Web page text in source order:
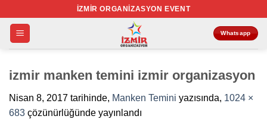
atla
İZMIR ORGANIZASYON EVENT
Whatsapp
izmir manken temini izmir organizasyon
Nisan 8, 2017 tarihinde, Manken Temini yazısında, 1024 ×
683 çözünürlüğünde yayınlandı